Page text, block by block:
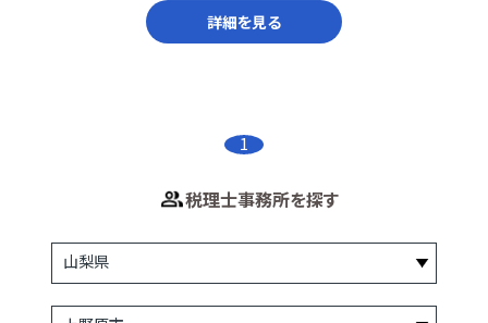
詳細を見る
1
税理士事務所を探す